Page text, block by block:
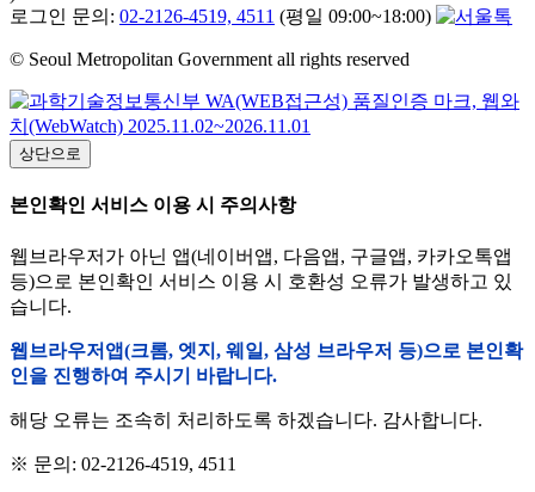
로그인 문의: 02-2126-4519, 4511 (평일 09:00~18:00)
© Seoul Metropolitan Government all rights reserved
상단으로
본인확인 서비스 이용 시 주의사항
웹브라우저가 아닌 앱(네이버앱, 다음앱, 구글앱, 카카오톡앱
등)으로 본인확인 서비스 이용 시 호환성 오류가 발생하고 있
습니다.
웹브라우저앱(크롬, 엣지, 웨일, 삼성 브라우저 등)으로 본인확
인을 진행하여 주시기 바랍니다.
해당 오류는 조속히 처리하도록 하겠습니다. 감사합니다.
※ 문의: 02-2126-4519, 4511